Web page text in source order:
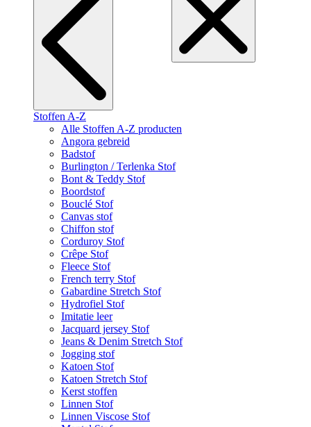
Stoffen A-Z
Alle Stoffen A-Z producten
Angora gebreid
Badstof
Burlington / Terlenka Stof
Bont & Teddy Stof
Boordstof
Bouclé Stof
Canvas stof
Chiffon stof
Corduroy Stof
Crêpe Stof
Fleece Stof
French terry Stof
Gabardine Stretch Stof
Hydrofiel Stof
Imitatie leer
Jacquard jersey Stof
Jeans & Denim Stretch Stof
Jogging stof
Katoen Stof
Katoen Stretch Stof
Kerst stoffen
Linnen Stof
Linnen Viscose Stof